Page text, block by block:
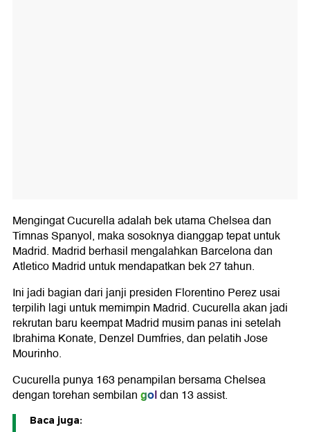
Mengingat Cucurella adalah bek utama Chelsea dan
Timnas Spanyol, maka sosoknya dianggap tepat untuk
Madrid. Madrid berhasil mengalahkan Barcelona dan
Atletico Madrid untuk mendapatkan bek 27 tahun.
Ini jadi bagian dari janji presiden Florentino Perez usai
terpilih lagi untuk memimpin Madrid. Cucurella akan jadi
rekrutan baru keempat Madrid musim panas ini setelah
Ibrahima Konate, Denzel Dumfries, dan pelatih Jose
Mourinho.
Cucurella punya 163 penampilan bersama Chelsea
dengan torehan sembilangoldan 13 assist.
Baca juga: